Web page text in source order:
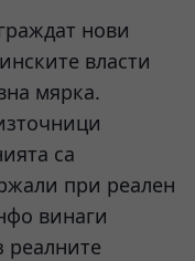
нови
власти
мярка.
са
при реален
винаги
реалните